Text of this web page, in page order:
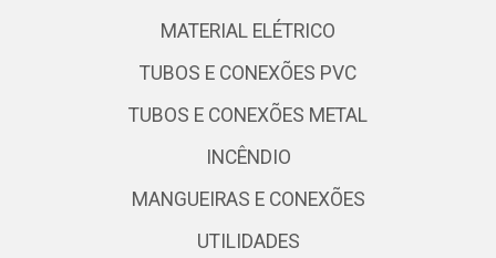
MATERIAL ELÉTRICO
TUBOS E CONEXÕES PVC
TUBOS E CONEXÕES METAL
INCÊNDIO
MANGUEIRAS E CONEXÕES
UTILIDADES